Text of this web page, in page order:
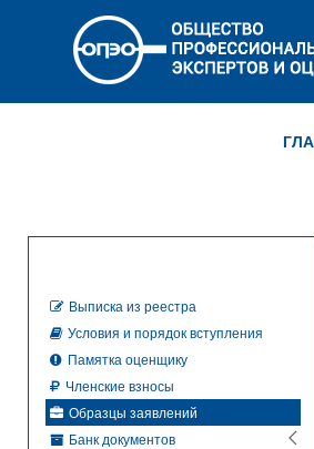
Выписка из реестра
Условия и порядок вступления
Памятка оценщику
Членские взносы
Образцы заявлений
Банк документов